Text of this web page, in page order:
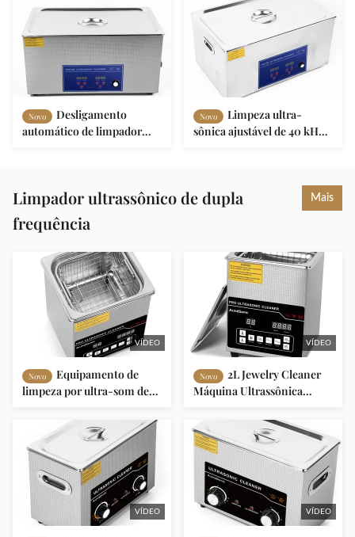
temporizador ajustável
porte
Novo
Desligamento
automático de limpador
Novo
Limpeza ultra-
sônica ajustável de 40 kHz
Limpador ultrassônico de dupla
frequência
Mais
VÍDEO
Novo
Equipamento de
limpeza por ultra-som de
de energia de aquecimento
e de dupla frequência
VÍDEO
Novo
2L Jewelry Cleaner
Máquina Ultrassônica
VÍDEO VÍDEO